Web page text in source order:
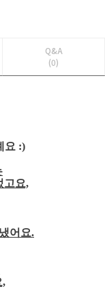
Q&A
(0)
요 :)
고요,
어요.
,